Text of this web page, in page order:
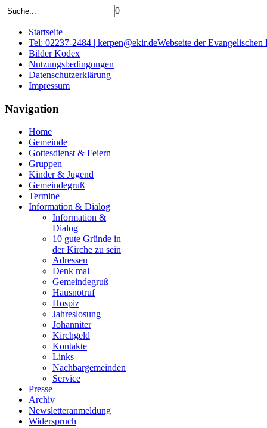
0
Startseite
Tel: 02237-2484 | kerpen@ekir.deWebseite der
Bilder Kodex
Nutzungsbedingungen
Datenschutzerklärung
Impressum
Navigation
Home
Gemeinde
Gottesdienst & Feiern
Gruppen
Kinder & Jugend
Gemeindegruß
Termine
Information & Dialog
Information &
Dialog
10 gute Gründe in
der Kirche zu sein
Adressen
Denk mal
Gemeindegruß
Hausnotruf
Hospiz
Jahreslosung
Johanniter
Kirchgeld
Kontakte
Links
Nachbargemeinden
Service
Presse
Archiv
Newsletteranmeldung
Widerspruch